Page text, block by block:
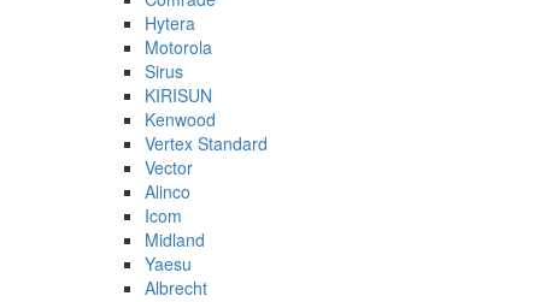
Hytera
Motorola
Sirus
KIRISUN
Kenwood
Vertex Standard
Vector
Alinco
Icom
Midland
Yaesu
Albrecht